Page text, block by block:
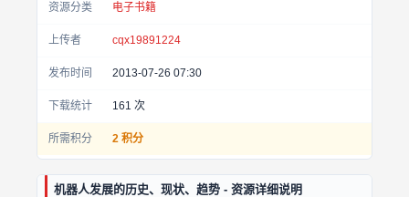
资源分类 电子书籍
上传者 cqx19891224
发布时间 2013-07-26 07:30
下载统计 161 次
所需积分 2 积分
机器人发展的历史、现状、趋势 - 资源详细说明